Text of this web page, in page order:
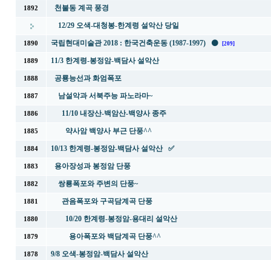
1892 천불동 계곡 풍경
12/29 오색-대청봉-한계령 설악산 당일
1890 국립현대미술관 2018 : 한국건축운동 (1987-1997) ⚫ [209]
1889 11/3 한계령-봉정암-백담사 설악산
1888 공룡능선과 화엄폭포
1887 남설악과 서북주능 파노라마~
1886 11/10 내장산-백암산-백양사 종주
1885 약사암 백양사 부근 단풍^^
1884 10/13 한계령-봉정암-백담사 설악산 ✅
1883 용아장성과 봉정암 단풍
1882 쌍룡폭포와 주변의 단풍~
1881 관음폭포와 구곡담계곡 단풍
1880 10/20 한계령-봉정암-용대리 설악산
1879 용아폭포와 백담계곡 단풍^^
1878 9/8 오색-봉정암-백담사 설악산